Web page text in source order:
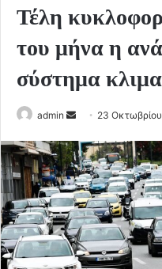
Τέλη
του μήνα η
σύστημα
admin
Send
email
23